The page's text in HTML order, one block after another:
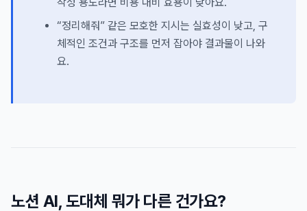
“정리해줘” 같은 모호한 지시는 실효성이 낮고, 구
체적인 조건과 구조를 먼저 잡아야 결과물이 나와
요.
노션 AI, 도대체 뭐가 다른 건가요?